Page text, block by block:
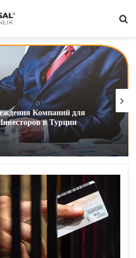
Компаний для
в Турции